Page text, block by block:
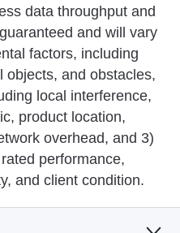
data throughput and
and will vary
factors, including
objects, and obstacles,
local interference,
product location,
overhead, and 3)
performance,
and client condition.